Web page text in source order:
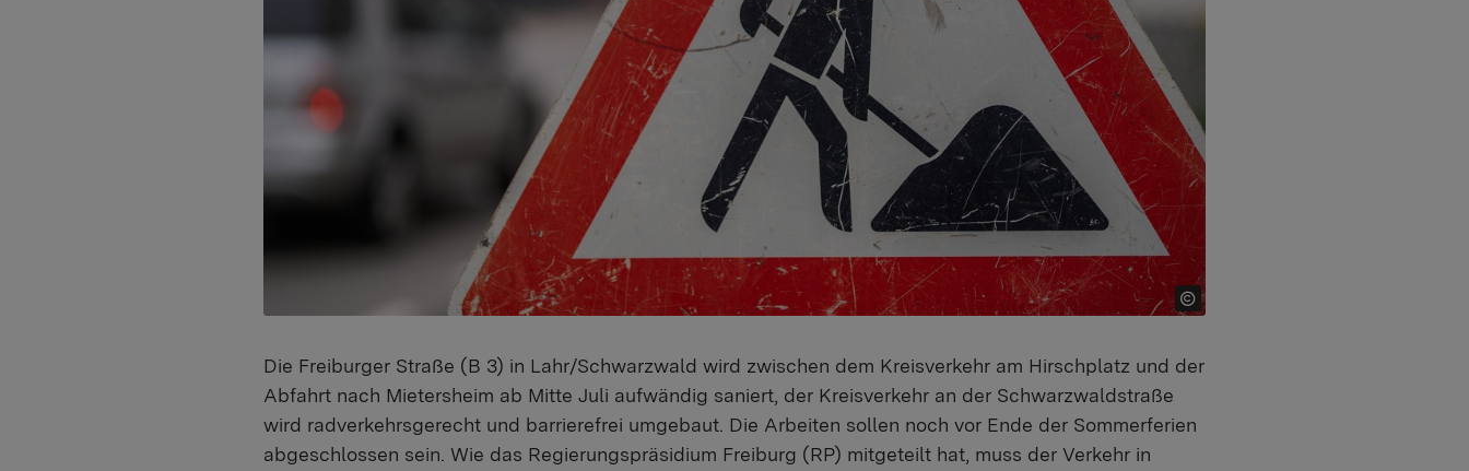
Die Freiburger Straße (B 3) in Lahr/Schwarzwald wird zwischen dem Kreisverkehr am Hirschplatz und der
Abfahrt nach Mietersheim ab Mitte Juli aufwändig saniert, der Kreisverkehr an der Schwarzwaldstraße
wird radverkehrsgerecht und barrierefrei umgebaut. Die Arbeiten sollen noch vor Ende der Sommerferien
abgeschlossen sein. Wie das Regierungspräsidium Freiburg (RP) mitgeteilt hat, muss der Verkehr in